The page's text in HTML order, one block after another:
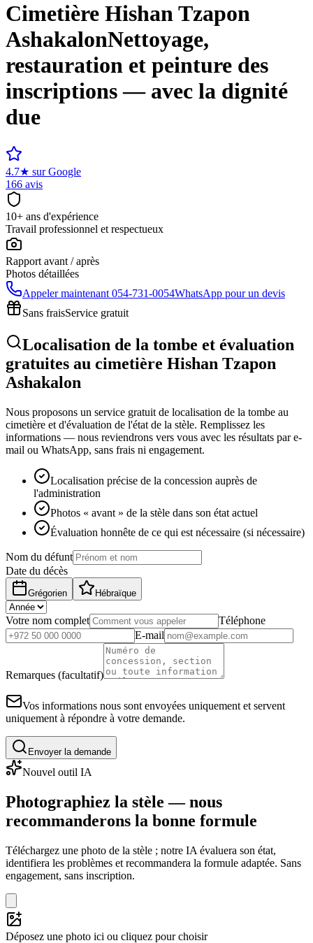
Cimetière Hishan Tzapon
AshakalonNettoyage,
restauration et peinture des
inscriptions — avec la dignité
due
4.7★ sur Google
166 avis
10+ ans d'expérience
Travail professionnel et respectueux
Rapport avant / après
Photos détaillées
Appeler maintenant 054-731-0054WhatsApp pour un devis
Sans fraisService gratuit
Localisation de la tombe et évaluation
gratuites au cimetière Hishan Tzapon
Ashakalon
Nous proposons un service gratuit de localisation de la tombe au
cimetière et d'évaluation de l'état de la stèle. Remplissez les
informations — nous reviendrons vers vous avec les résultats par e-
mail ou WhatsApp, sans frais ni engagement.
Localisation précise de la concession auprès de
l'administration
Photos « avant » de la stèle dans son état actuel
Évaluation honnête de ce qui est nécessaire (si nécessaire)
Nom du défunt
Date du décès
Grégorien Hébraïque
Votre nom complet
Téléphone
E-mail
Remarques (facultatif)
Vos informations nous sont envoyées uniquement et servent
uniquement à répondre à votre demande.
Envoyer la demande
Nouvel outil IA
Photographiez la stèle — nous
recommanderons la bonne formule
Téléchargez une photo de la stèle ; notre IA évaluera son état,
identifiera les problèmes et recommandera la formule adaptée. Sans
engagement, sans inscription.
Déposez une photo ici ou cliquez pour choisir